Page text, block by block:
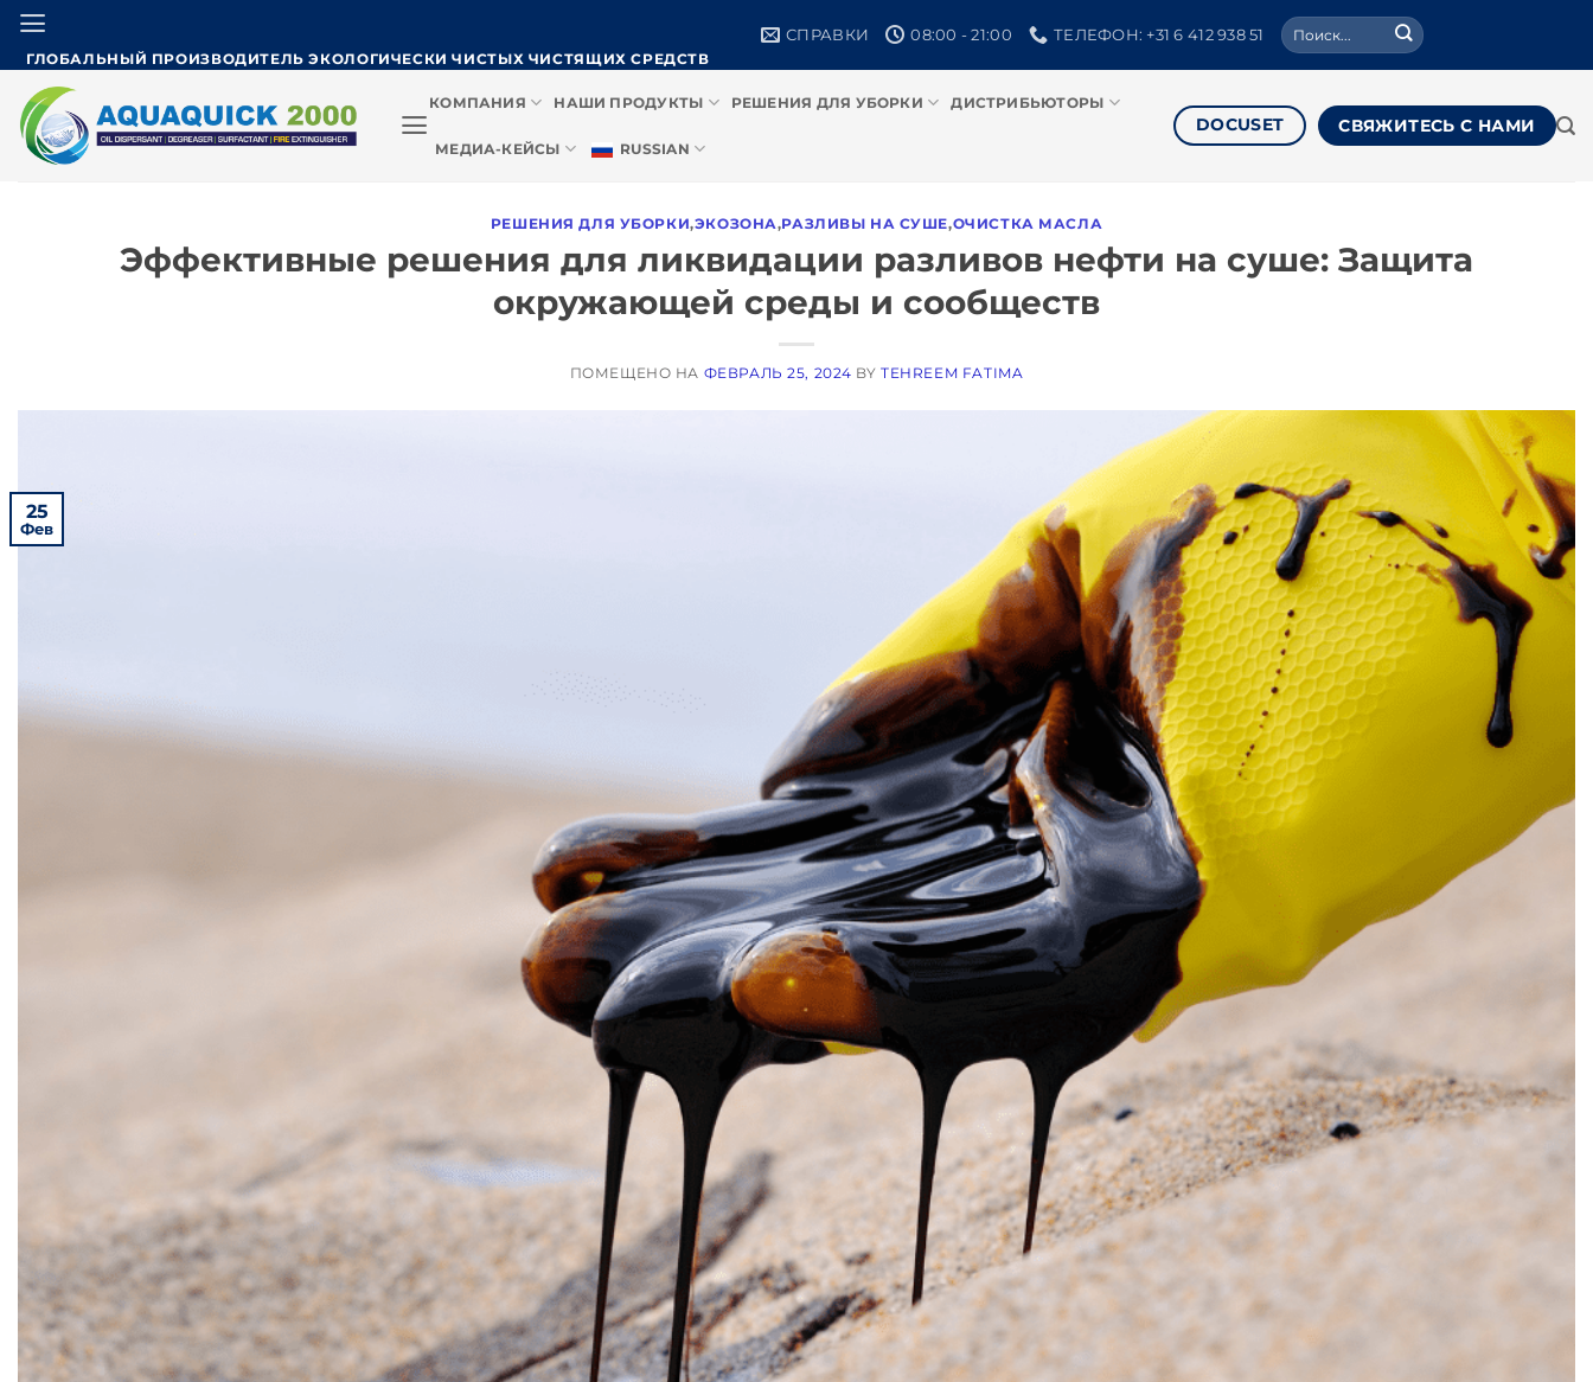
Skip
content
ГЛОБАЛЬНЫЙ ПРОИЗВОДИТЕЛЬ ЭКОЛОГИЧЕСКИ ЧИСТЫХ ЧИСТЯЩИХ СРЕДСТВ
СПРАВКИ 08:00 - 21:00 ТЕЛЕФОН: +31 6 412 938 51 Поиск:
КОМПАНИЯ НАШИ ПРОДУКТЫ РЕШЕНИЯ ДЛЯ УБОРКИ ДИСТРИБЬЮТОРЫ
МЕДИА-КЕЙСЫ RUSSIAN
DOCUSET СВЯЖИТЕСЬ С НАМИ
РЕШЕНИЯ ДЛЯ УБОРКИ,ЭКОЗОНА,РАЗЛИВЫ НА СУШЕ,ОЧИСТКА МАСЛА
Эффективные решения для ликвидации разливов нефти на суше: Защита
окружающей среды и сообществ
ПОМЕЩЕНО НА ФЕВРАЛЬ 25, 2024 BYTEHREEM FATIMA
25
Фев